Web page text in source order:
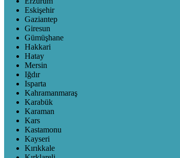
Eskişehir
Gaziantep
Giresun
Gümüşhane
Hakkari
Hatay
Mersin
Iğdır
Isparta
Kahramanmaraş
Karabük
Karaman
Kars
Kastamonu
Kayseri
Kırıkkale